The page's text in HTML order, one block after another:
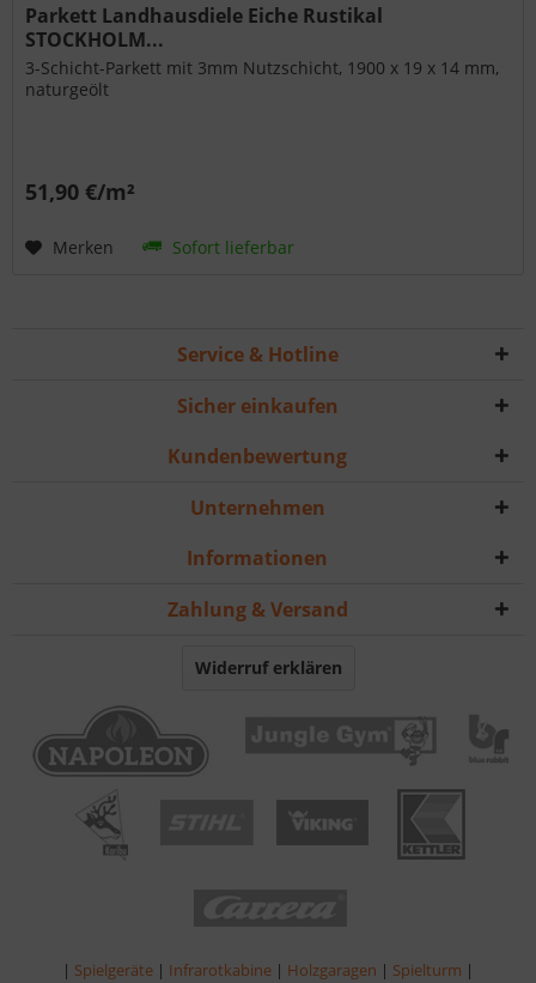
Parkett Landhausdiele Eiche Rustikal
STOCKHOLM...
3-Schicht-Parkett mit 3mm Nutzschicht, 1900 x 19 x 14 mm,
naturgeölt
51,90 €/m²
Merken Sofort lieferbar
Service & Hotline
Sicher einkaufen
Kundenbewertung
Unternehmen
Informationen
Zahlung & Versand
Widerruf erklären
| Spielgeräte | Infrarotkabine | Holzgaragen | Spielturm |